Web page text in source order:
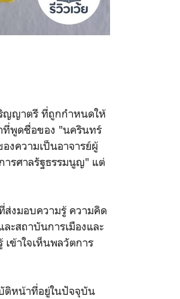
ญญาตรี ที่ถูกกำหนดให้
ที่พูดชื่อของ "นครินทร์
งความเป็นอาจารย์ผู้
ารศาลรัฐธรรมนูญ" แต่
ส่งมอบความรู้ ความคิด
ละสถาบันการเมืองและ
ข้าใจเห็นพลวัตการ
ติหน้าที่อยู่ในปัจจุบัน